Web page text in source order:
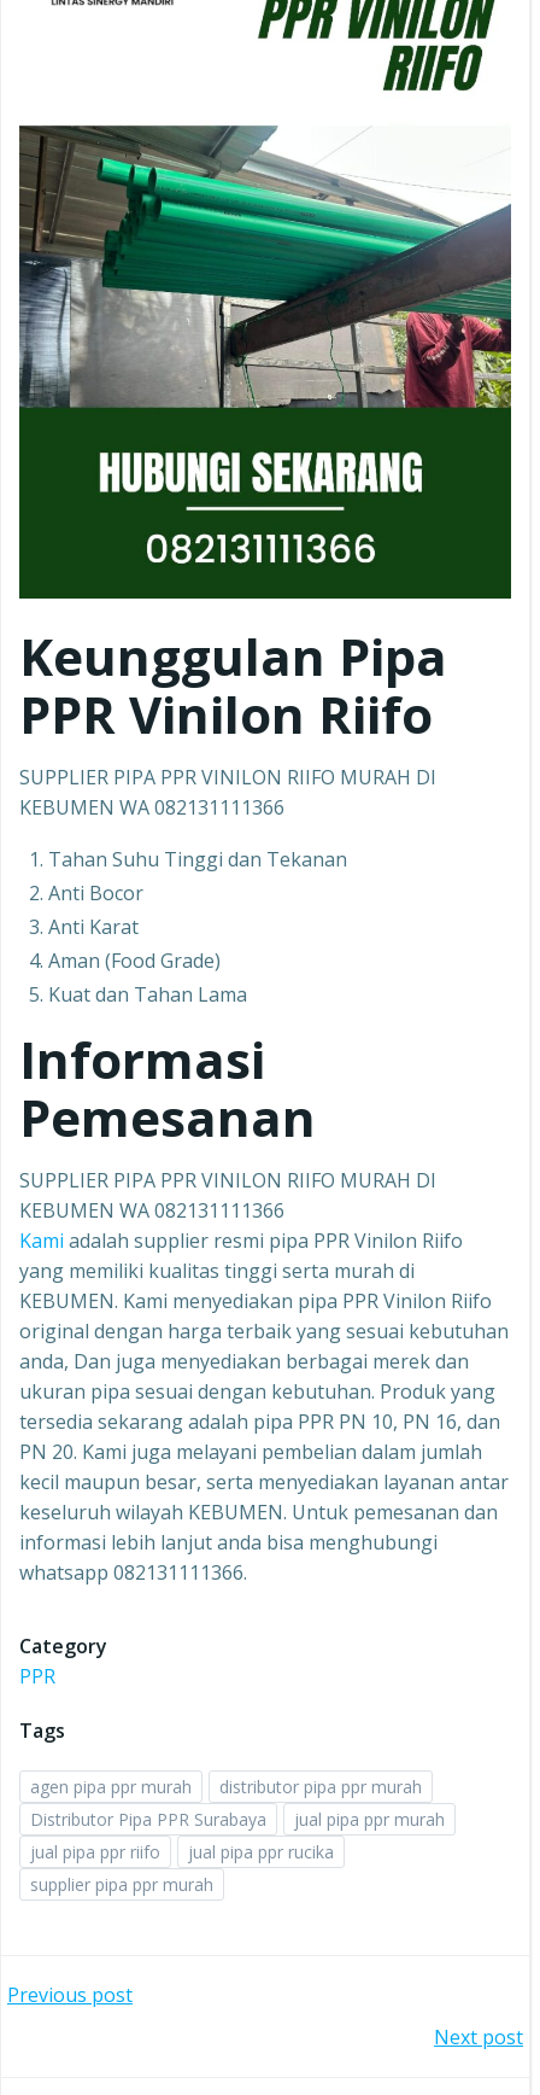
Keunggulan Pipa
PPRVinilon Riifo
SUPPLIER PIPA PPR VINILON RIIFO MURAH DI
KEBUMEN WA 082131111366
Tahan Suhu Tinggi dan Tekanan
Anti Bocor
Anti Karat
Aman (Food Grade)
Kuat dan Tahan Lama
Informasi
Pemesanan
SUPPLIER PIPA PPR VINILON RIIFO MURAH DI
KEBUMEN WA 082131111366
Kami adalah supplier resmi pipa PPR Vinilon Riifo
yang memiliki kualitas tinggi serta murah di
KEBUMEN. Kami menyediakan pipa PPR Vinilon Riifo
original dengan harga terbaik yang sesuai kebutuhan
anda, Dan juga menyediakan berbagai merek dan
ukuran pipa sesuai dengan kebutuhan. Produk yang
tersedia sekarang adalah pipa PPR PN 10, PN 16, dan
PN 20. Kami juga melayani pembelian dalam jumlah
kecil maupun besar, serta menyediakan layanan antar
keseluruh wilayah KEBUMEN. Untuk pemesanan dan
informasi lebih lanjut anda bisa menghubungi
whatsapp 082131111366.
Category
PPR
Tags
agen pipa ppr murah
distributor pipa ppr murah
Distributor Pipa PPR Surabaya
jual pipa ppr murah
jual pipa ppr riifo
jual pipa ppr rucika
supplier pipa ppr murah
Post
Previous post
Next post